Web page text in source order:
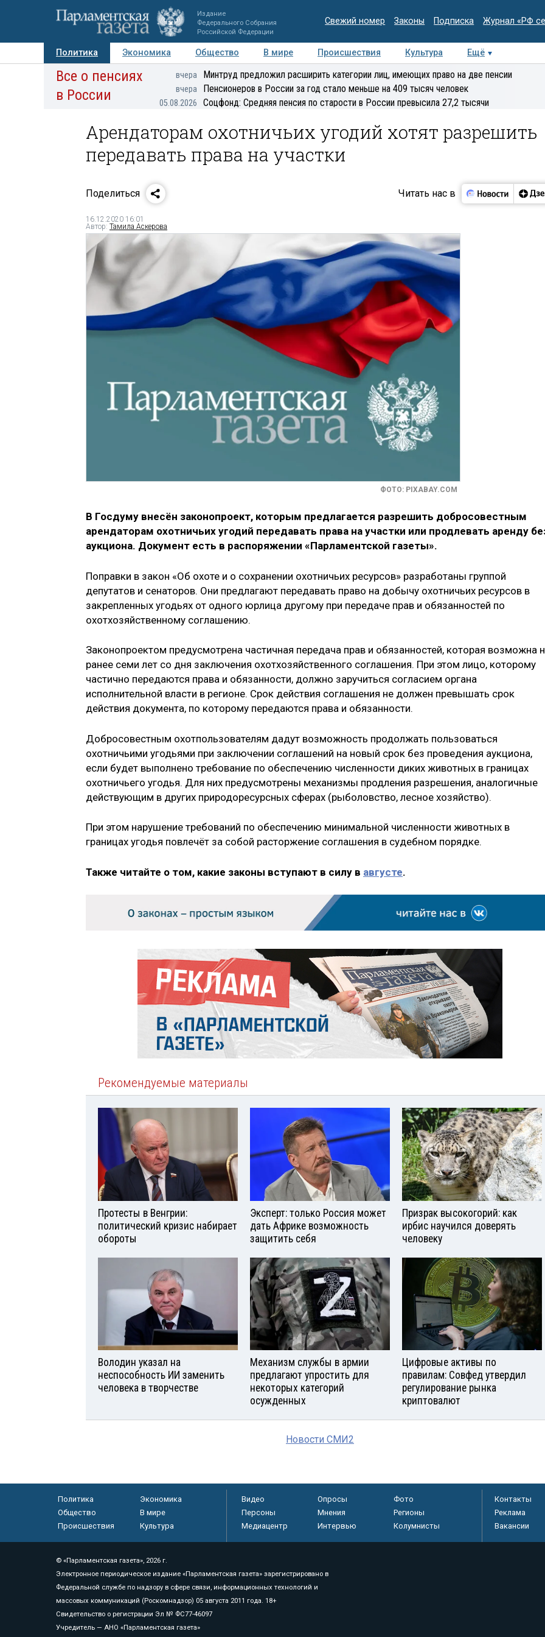
Издание
Федерального Собрания
Российской Федерации
Свежий номер Законы Подписка Журнал «РФ
Политика Экономика Общество В мире Происшествия Культура
Ещё
Авторы Персоны Мнения Регионы Медиацентр Интервью Колумнисты
Все о пенсиях
в России
вчера Минтруд предложил расширить категории лиц, имеющих право на две пенсии
вчера Пенсионеров в России за год стало меньше на 409 тысяч человек
05.08.2026 Соцфонд: Средняя пенсия по старости в России превысила 27,2 тысячи
Арендаторам охотничьих угодий хотят разрешить
передавать права на участки
Поделиться Читать нас в
16.12.2020 16:01
Автор: Тамила Аскерова
ФОТО: PIXABAY.COM
В Госдуму внесён законопроект, которым предлагается разрешить добросовестным
арендаторам охотничьих угодий передавать права на участки или продлевать аренду
аукциона. Документ есть в распоряжении «Парламентской газеты».
Поправки в закон «Об охоте и о сохранении охотничьих ресурсов» разработаны группой
депутатов и сенаторов. Они предлагают передавать право на добычу охотничьих ресурсов в
закрепленных угодьях от одного юрлица другому при передаче прав и обязанностей по
охотхозяйственному соглашению.
Законопроектом предусмотрена частичная передача прав и обязанностей, которая возможна
ранее семи лет со дня заключения охотхозяйственного соглашения. При этом лицо, которому
частично передаются права и обязанности, должно заручиться согласием органа
исполнительной власти в регионе. Срок действия соглашения не должен превышать срок
действия документа, по которому передаются права и обязанности.
Добросовестным охотпользователям дадут возможность продолжать пользоваться
охотничьими угодьями при заключении соглашений на новый срок без проведения аукциона,
если будет выполнено требование по обеспечению численности диких животных в границах
охотничьего угодья. Для них предусмотрены механизмы продления разрешения, аналогичные
действующим в других природоресурсных сферах (рыболовство, лесное хозяйство).
При этом нарушение требований по обеспечению минимальной численности животных в
границах угодья повлечёт за собой расторжение соглашения в судебном порядке.
Также читайте о том, какие законы вступают в силу в августе.
Рекомендуемые материалы
Протесты в Венгрии:
политический кризис набирает
обороты
Эксперт: только Россия может
дать Африке возможность
защитить себя
Призрак высокогорий: как
ирбис научился доверять
человеку
Володин указал на
неспособность ИИ заменить
человека в творчестве
Механизм службы в армии
предлагают упростить для
некоторых категорий
осужденных
Цифровые активы по
правилам: Совфед утвердил
регулирование рынка
криптовалют
Новости СМИ2
Политика
Экономика
Общество
В мире
Происшествия
Культура
Видео Опросы
Фото
Персоны
Мнения
Регионы
Медиацентр
Интервью Колумнисты
Контакты
Реклама
Вакансии
© «Парламентская газета», 2026 г.
Электронное периодическое издание «Парламентская газета» зарегистрировано в
Федеральной службе по надзору в сфере связи, информационных технологий и
массовых коммуникаций (Роскомнадзор) 05 августа 2011 года. 18+
Свидетельство о регистрации Эл № ФС77-46097
Учредитель — АНО «Парламентская газета»